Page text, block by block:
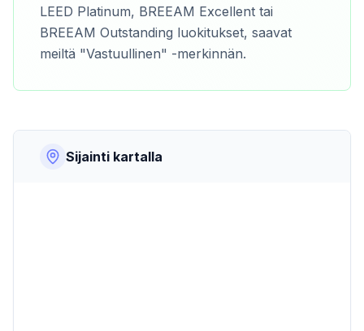
LEED Platinum, BREEAM Excellent tai
BREEAM Outstanding luokitukset, saavat
meiltä "Vastuullinen" -merkinnän.
Sijainti kartalla